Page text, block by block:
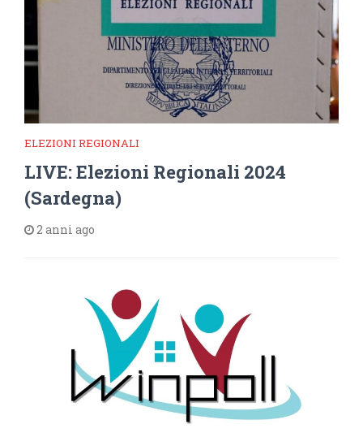
ELEZIONI REGIONALI
LIVE: Elezioni Regionali 2024
(Sardegna)
2 anni ago